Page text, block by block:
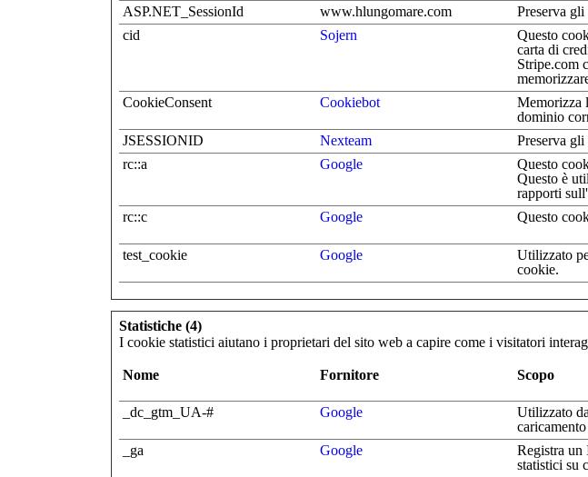
ASP.NET_SessionId www.hlungomare.com Preserva
cid
Sojern
Questo
carta di
Stripe.com
CookieConsent Cookiebot
Memorizza
dominio
JSESSIONID Nexteam Preserva
rc::a
Google
Questo
Questo è
rapporti
rc::c Google Questo
test_cookie
Google
Utilizzato
cookie.
Statistiche (4)
I cookie statistici aiutano i proprietari del sito web a capire come i visitatori
Nome Fornitore Scopo
_dc_gtm_UA-# Google
Utilizzato
_ga Google
Registra un
statistici su